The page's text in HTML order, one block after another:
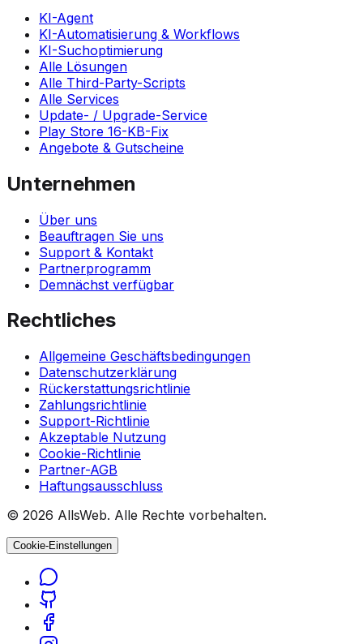
KI-Agent
KI-Automatisierung & Workflows
KI-Suchoptimierung
Alle Lösungen
Alle Third-Party-Scripts
Alle Services
Update- / Upgrade-Service
Play Store 16-KB-Fix
Angebote & Gutscheine
Unternehmen
Über uns
Beauftragen Sie uns
Support & Kontakt
Partnerprogramm
Demnächst verfügbar
Rechtliches
Allgemeine Geschäftsbedingungen
Datenschutzerklärung
Rückerstattungsrichtlinie
Zahlungsrichtlinie
Support-Richtlinie
Akzeptable Nutzung
Cookie-Richtlinie
Partner-AGB
Haftungsausschluss
© 2026 AllsWeb. Alle Rechte vorbehalten.
Cookie-Einstellungen